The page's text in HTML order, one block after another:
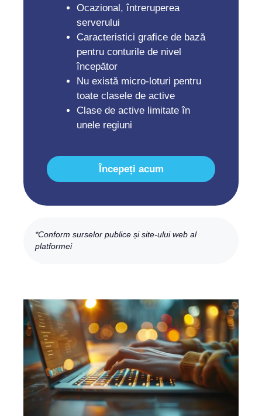
Ocazional, întreruperea
serverului
Caracteristici grafice de bază
pentru conturile de nivel
începător
Nu există micro-loturi pentru
toate clasele de active
Clase de active limitate în
unele regiuni
Începeți acum
*Conform surselor publice și site-ului web al
platformei